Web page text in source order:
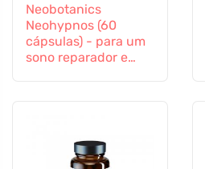
Neobotanics
Neohypnos (60
cápsulas) - para um
sono reparador e